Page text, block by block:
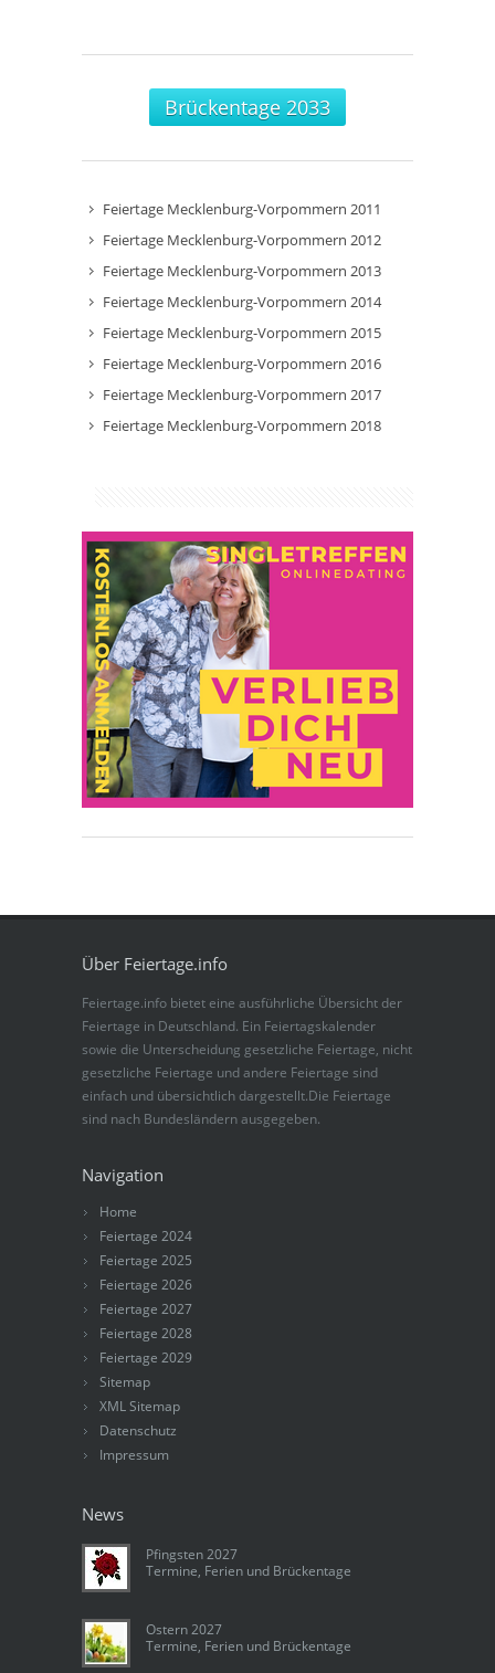
Brückentage 2033
Feiertage Mecklenburg-Vorpommern 2011
Feiertage Mecklenburg-Vorpommern 2012
Feiertage Mecklenburg-Vorpommern 2013
Feiertage Mecklenburg-Vorpommern 2014
Feiertage Mecklenburg-Vorpommern 2015
Feiertage Mecklenburg-Vorpommern 2016
Feiertage Mecklenburg-Vorpommern 2017
Feiertage Mecklenburg-Vorpommern 2018
Über Feiertage.info
Feiertage.info bietet eine ausführliche Übersicht der
Feiertage in Deutschland. Ein Feiertagskalender
sowie die Unterscheidung gesetzliche Feiertage, nicht
gesetzliche Feiertage und andere Feiertage sind
einfach und übersichtlich dargestellt.Die Feiertage
sind nach Bundesländern ausgegeben.
Navigation
Home
Feiertage 2024
Feiertage 2025
Feiertage 2026
Feiertage 2027
Feiertage 2028
Feiertage 2029
Sitemap
XML Sitemap
Datenschutz
Impressum
News
Pfingsten 2027
Termine, Ferien und Brückentage
Ostern 2027
Termine, Ferien und Brückentage